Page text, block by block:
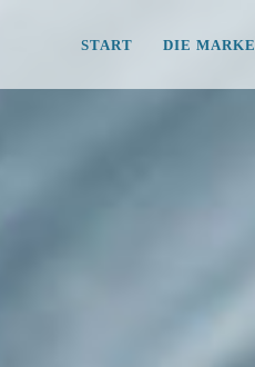
START DIE MARKE